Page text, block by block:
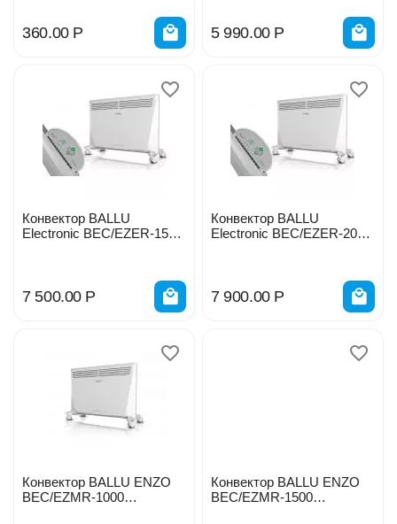
360.00 Р 5 990.00 Р
Конвектор BALLU
Electronic BEC/EZER-1500
7 500.00 Р
Конвектор BALLU
Electronic BEC/EZER-2000
7 900.00 Р
Конвектор BALLU ENZO
BEC/EZMR-1000
Конвектор BALLU ENZO
BEC/EZMR-1500